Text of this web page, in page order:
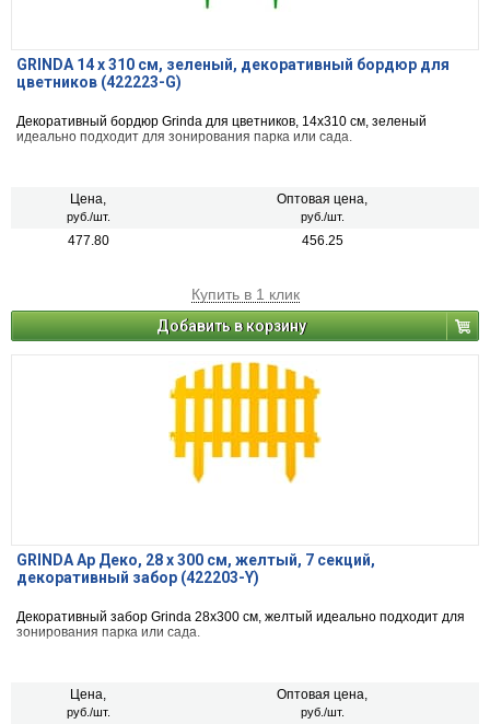
GRINDA 14 х 310 см, зеленый, декоративный бордюр для
цветников (422223-G)
Декоративный бордюр Grinda для цветников, 14x310 см, зеленый
идеально подходит для зонирования парка или сада.
Цена,
руб./шт.
Оптовая цена,
руб./шт.
477.80 456.25
Купить в 1 клик
Добавить в корзину
GRINDA Ар Деко, 28 х 300 см, желтый, 7 секций,
декоративный забор (422203-Y)
Декоративный забор Grinda 28x300 см, желтый идеально подходит для
зонирования парка или сада.
Цена,
руб./шт.
Оптовая цена,
руб./шт.